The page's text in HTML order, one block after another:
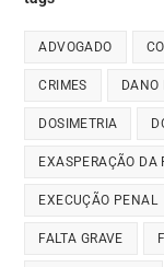
ADVOGADO
CRIMES DANO
DOSIMETRIA
EXASPERAÇÃO DA
EXECUÇÃO PENAL
FALTA GRAVE